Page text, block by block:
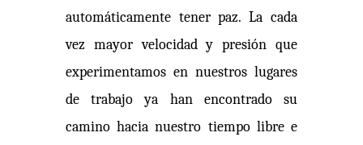
automáticamente tener paz. La cada
vez mayor velocidad y presión que
experimentamos en nuestros lugares
de trabajo ya han encontrado su
camino hacia nuestro tiempo libre e